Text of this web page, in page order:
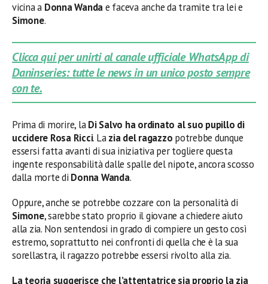
vicina a Donna Wandae faceva anche da tramite tra lei e
Simone.
Clicca qui per unirti al canale ufficiale WhatsApp di
Daninseries: tutte le news in un unico posto sempre
con te.
Prima di morire, laDi Salvo ha ordinato al suo pupillo di
uccidere Rosa Ricci. Lazia del ragazzo potrebbe dunque
essersi fatta avanti di sua iniziativa per togliere questa
ingente responsabilità dalle spalle del nipote, ancora scosso
dalla morte di Donna Wanda.
Oppure, anche se potrebbe cozzare con la personalità di
Simone, sarebbe stato proprio il giovane a chiedere aiuto
alla zia. Non sentendosi in grado di compiere un gesto così
estremo, soprattutto nei confronti di quella che è la sua
sorellastra, il ragazzo potrebbe essersi rivolto alla zia.
La teoria suggerisce che l’attentatrice sia proprio la zia